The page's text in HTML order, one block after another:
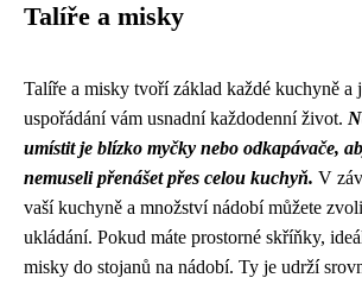
Talíře a misky
Talíře a misky tvoří základ každé kuchyně a
uspořádání vám usnadní každodenní život.
umístit je blízko myčky nebo odkapávače,
nemuseli přenášet přes celou kuchyň. V
vaší kuchyně a množství nádobí můžete
ukládání. Pokud máte prostorné skříňky,
misky do stojanů na nádobí. Ty je udrží